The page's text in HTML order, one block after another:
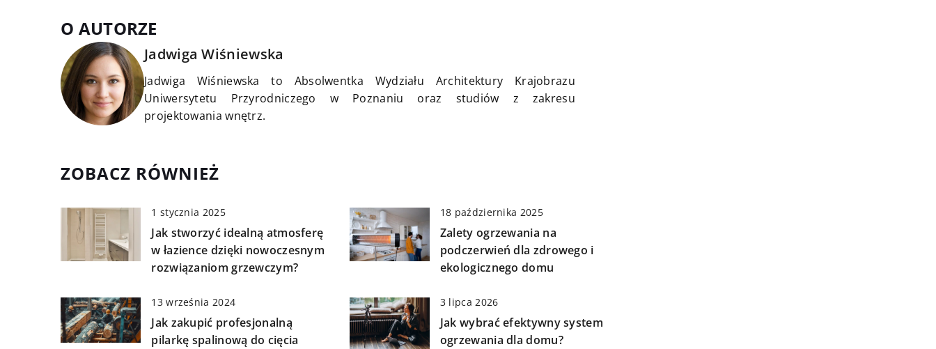
O AUTORZE
Jadwiga Wiśniewska
Jadwiga Wiśniewska to Absolwentka Wydziału Architektury Krajobrazu
Uniwersytetu Przyrodniczego w Poznaniu oraz studiów z zakresu
projektowania wnętrz.
ZOBACZ RÓWNIEŻ
1 stycznia 2025
Jak stworzyć idealną atmosferę
w łazience dzięki nowoczesnym
rozwiązaniom grzewczym?
18 października 2025
Zalety ogrzewania na
podczerwień dla zdrowego i
ekologicznego domu
13 września 2024
Jak zakupić profesjonalną
pilarkę spalinową do cięcia
3 lipca 2026
Jak wybrać efektywny system
ogrzewania dla domu?